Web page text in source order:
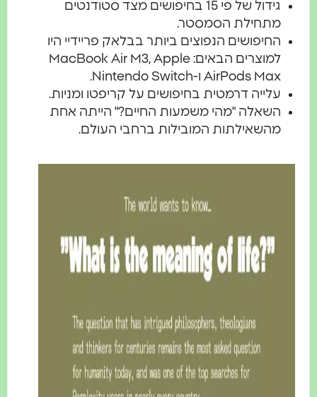
גידול של פי 15 בחיפושים מצד סטודנטים
מתחילת הסמסטר.
החיפושים הנפוצים ביותר בבלאק פריידיי היו
למוצרים הבאים: MacBook Air M3, Apple
AirPods Max ו-Nintendo Switch.
עלייה דרמטית בחיפושים על קריפטו ומניות.
השאלה "מהי משמעות החיים?" הייתה אחת
מהשאילתות המובילות ברחבי העולם.